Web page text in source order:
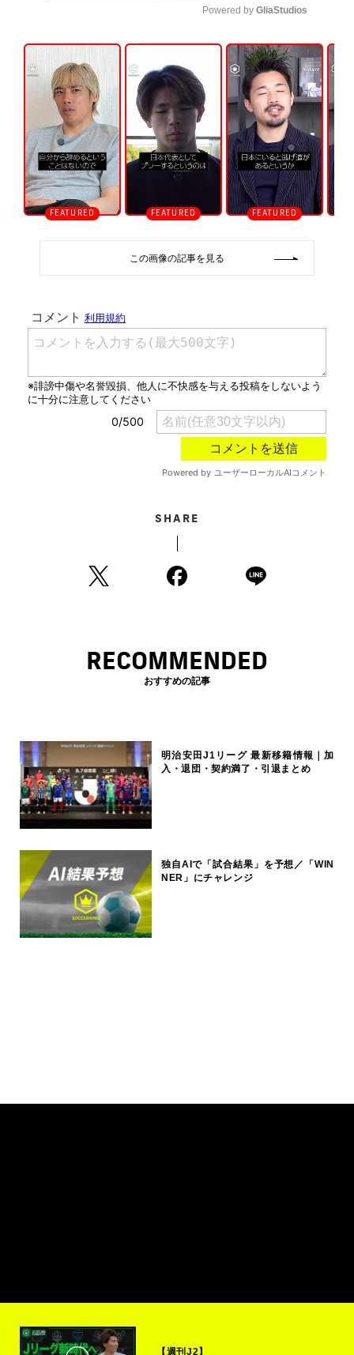
U
n
m
u
t
e
Powered by GliaStudios
この画像の記事を見る
SHARE
RECOMMENDED
おすすめの記事
明治安田J1リーグ 最新移籍情報｜加
入・退団・契約満了・引退まとめ
独自AIで「試合結果」を予想／「WIN
NER」にチャレンジ
【週刊J2】